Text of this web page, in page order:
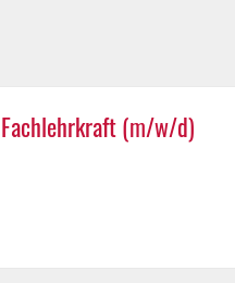
Fachlehrkraft (m/w/d)